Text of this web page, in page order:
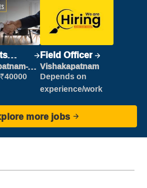
Field Officer
Vishakapatnam
Depends on
experience/work
more jobs